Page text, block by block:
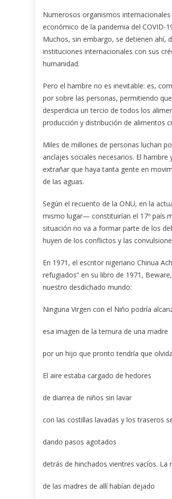
Numerosos organismos
económico de la pandemia del COVID-
Muchos, sin embargo, se detienen ahí,
instituciones internacionales con sus
humanidad.
Pero el hambre no es inevitable: es,
por sobre las personas, permitiendo
desperdicia un tercio de todos los
producción y distribución de alimentos
Miles de millones de personas luchan
anclajes sociales necesarios. El
extrañar que haya tanta gente en
de las aguas.
Según el recuento de la ONU, en la
mismo lugar— constituirían el 17º país
situación no va a formar parte de los
huyen de los conflictos y las
En 1971, el escritor nigeriano Chinua
refugiados” en su libro de 1971,
nuestro desdichado mundo:
Ninguna Virgen con el Niño podría
esa imagen de la ternura de una madre
por un hijo que pronto tendría que
El aire estaba cargado de hedores
de diarrea de niños sin lavar
con las costillas lavadas y los traseros
dando pasos agotados
detrás de hinchados vientres vacíos. La
de las madres de allí habían dejado